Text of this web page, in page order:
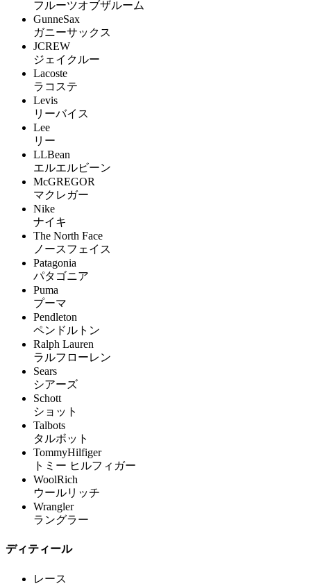
フルーツオブザルーム
GunneSax
ガニーサックス
JCREW
ジェイクルー
Lacoste
ラコステ
Levis
リーバイス
Lee
リー
LLBean
エルエルビーン
McGREGOR
マクレガー
Nike
ナイキ
The North Face
ノースフェイス
Patagonia
パタゴニア
Puma
プーマ
Pendleton
ペンドルトン
Ralph Lauren
ラルフローレン
Sears
シアーズ
Schott
ショット
Talbots
タルボット
TommyHilfiger
トミー ヒルフィガー
WoolRich
ウールリッチ
Wrangler
ラングラー
ディティール
レース